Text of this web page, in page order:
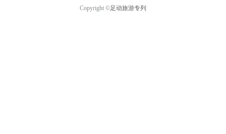
Copyright ©足动旅游专列